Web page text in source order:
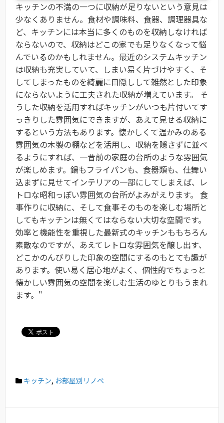
キッチンの不満の一つに収納が足りないという意見は
少なくありません。食材や調味料、食器、調理器具な
ど、キッチンには本当に多くのものを収納しなければ
ならないので、収納はどこの家でも足りなくなって悩
んでいるのかもしれません。最近のシステムキッチン
は収納も充実していて、しまい易く片づけやすく、そ
してしまったものを綺麗に目隠しして雑然とした印象
にならないように工夫された収納が増えています。 そ
うした収納を活用すればキッチンがいつも片付いてす
っきりした雰囲気にできますが、あえて見せる収納に
するという方法もあります。懐かしくて温かみのある
雰囲気の木製の棚などを活用し、収納を隠さずに並べ
るようにすれば、一昔前の家庭の台所のような雰囲気
が楽しめます。鍋もフライパンも、食器類も、仕舞い
込まずに見せてインテリアの一部にしてしまえば、レ
トロな昭和っぽい雰囲気の台所がよみがえります。 食
事作りに収納に、そして食事そのものを楽しむ場所と
してもキッチンは無くてはならない大切な空間です。
効率と機能性を重視した最新式のキッチンももちろん
素敵なのですが、あえてレトロな雰囲気を醸し出す、
どこかのんびりした印象の空間にするのもとても趣が
あります。使い易く居心地がよく、個性的でちょっと
懐かしい雰囲気の空間を楽しむ生活のゆとりもうまれ
ます。"
キッチン, お部屋別リノベ